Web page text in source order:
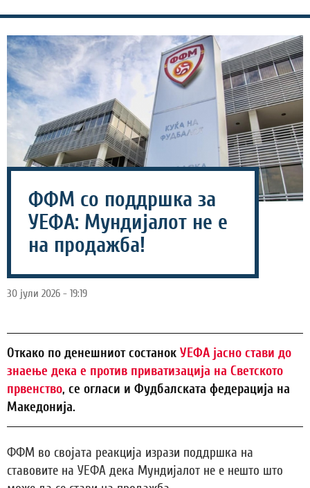
ФФМ со поддршка за
УЕФА: Мундијалот не е
на продажба!
30 јули 2026 - 19:19
Откако по денешниот состанок УЕФА јасно стави до
знаење дека е против приватизација на Светското
првенство, се огласи и Фудбалската федерација на
Македонија.
ФФМ во својата реакција изрази поддршка на
ставовите на УЕФА дека Мундијалот не е нешто што